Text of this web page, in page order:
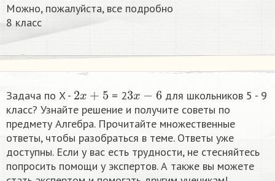
Можно, пожалуйста, все подробно
8 класс​
Задача по X -
2
= 2
3
​ для школьников 5 - 9
класс? Узнайте решение и получите советы по
предмету Алгебра. Прочитайте множественные
ответы, чтобы разобраться в теме. Ответы уже
доступны. Если у вас есть трудности, не стесняйтесь
попросить помощи у экспертов. А также вы можете